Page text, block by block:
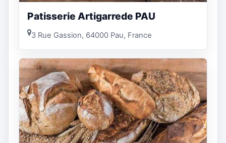
Patisserie Artigarrede PAU
3 Rue Gassion, 64000 Pau, France